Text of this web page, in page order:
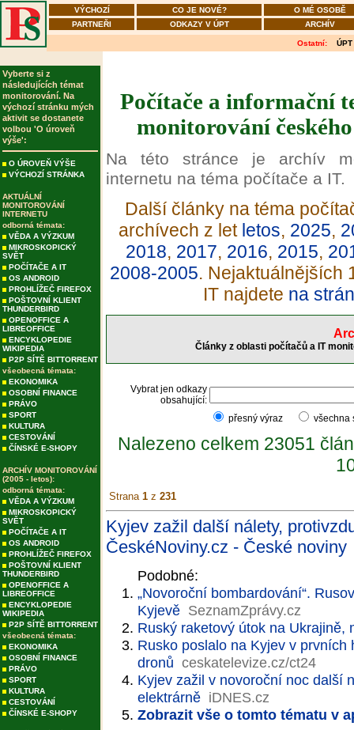
VÝCHOZÍ CO JE NOVÉ?
O MÉ OSOBĚ
PARTNEŘI
ODKAZY V ÚPT ARCHÍV
Ostatní: ÚPT
Vyberte si z
následujících témat
monitorování. Na
výchozí stránku mých
aktivit se dostanete
volbou 'O úroveň
výše':
O ÚROVEŇ VÝŠE
VÝCHOZÍ STRÁNKA
AKTUÁLNÍ
MONITOROVÁNÍ
INTERNETU
odborná témata:
VĚDA A VÝZKUM
MIKROSKOPICKÝ
SVĚT
POČÍTAČE A IT
OS ANDROID
PROHLÍŽEČ FIREFOX
POŠTOVNÍ KLIENT
THUNDERBIRD
OPENOFFICE A
LIBREOFFICE
ENCYKLOPEDIE
WIKIPEDIA
P2P SÍTĚ BITTORRENT
všeobecná témata:
EKONOMIKA
OSOBNÍ FINANCE
PRÁVO
SPORT
KULTURA
CESTOVÁNÍ
ČÍNSKÉ E-SHOPY
ARCHÍV MONITOROVÁNÍ
(2005 - letos):
odborná témata:
VĚDA A VÝZKUM
MIKROSKOPICKÝ
SVĚT
POČÍTAČE A IT
OS ANDROID
PROHLÍŽEČ FIREFOX
POŠTOVNÍ KLIENT
THUNDERBIRD
OPENOFFICE A
LIBREOFFICE
ENCYKLOPEDIE
WIKIPEDIA
P2P SÍTĚ BITTORRENT
všeobecná témata:
EKONOMIKA
OSOBNÍ FINANCE
PRÁVO
SPORT
KULTURA
CESTOVÁNÍ
ČÍNSKÉ E-SHOPY
Počítače a informační
monitorování
Na této stránce je archív
internetu na téma počítače a IT.
Další články na téma
archívech z let letos, 2025,
2018, 2017, 2016, 2015,
2008-2005. Nejaktuálnějších
IT najdete na
Články z oblasti počítačů a IT
Vybrat jen odkazy
obsahující:
přesný výraz
Nalezeno celkem 23051
Strana 1 z 231
Kyjev zažil další nálety,
ČeskéNoviny.cz - České noviny
Podobné:
„Novoroční bombardování“.
Kyjevě SeznamZprávy.cz
Ruský raketový útok na Ukrajině,
Rusko poslalo na Kyjev v
dronů ceskatelevize.cz/ct24
Kyjev zažil v novoroční noc další
elektrárně iDNES.cz
Zobrazit vše o tomto tématu v